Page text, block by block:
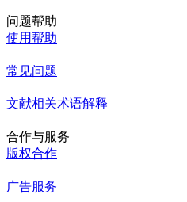
问题帮助
使用帮助
常见问题
文献相关术语解释
合作与服务
版权合作
广告服务